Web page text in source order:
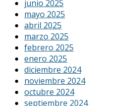
junio 2025
mayo 2025
abril 2025
marzo 2025
febrero 2025
enero 2025
diciembre 2024
noviembre 2024
octubre 2024
septiembre 2024